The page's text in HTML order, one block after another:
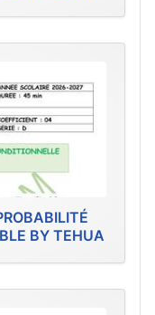
BY TEHUA